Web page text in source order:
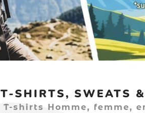
T-SHIRTS, SWEATS
T-shirts Homme, femme,